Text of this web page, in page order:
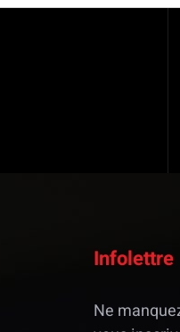
Infolettre
Ne